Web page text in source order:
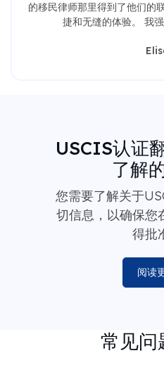
的移民律师那里得到了他们的
捷和无缝的体验。 我
USCIS认证
了解
您需要了解关于
切信息，以确保您
得批
阅读
常见问